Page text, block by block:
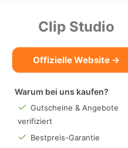
Clip Studio
Offizielle Website →
Warum bei uns kaufen?
Gutscheine & Angebote
verifiziert
Bestpreis-Garantie